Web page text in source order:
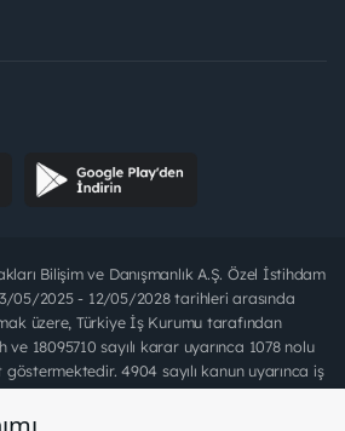
Bilişim ve Danışmanlık A.Ş. Özel İstihdam
05/2025 - 12/05/2028 tarihleri arasında
üzere, Türkiye İş Kurumu tarafından
18095710 sayılı karar uyarınca 1078 nolu
4904 sayılı kanun uyarınca iş
alınması yasaktır.